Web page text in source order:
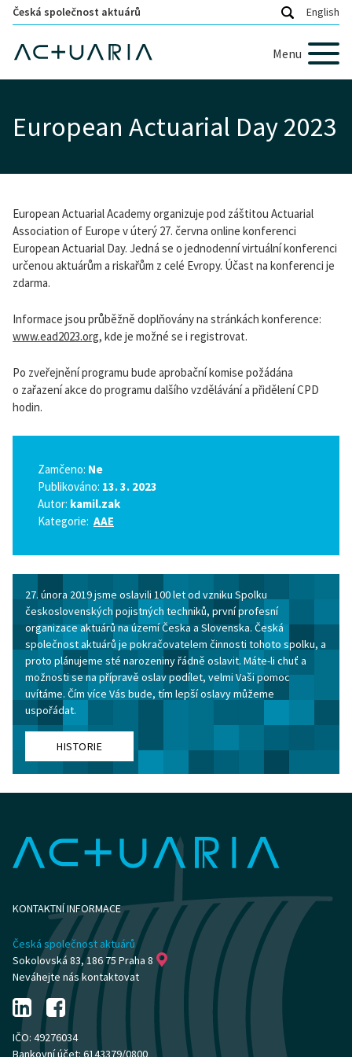
Česká společnost aktuárů English
Menu
European Actuarial Day 2023
European Actuarial Academy organizuje pod záštitou Actuarial
Association of Europe v úterý 27. června online konferenci
European Actuarial Day. Jedná se o jednodenní virtuální konferenci
určenou aktuárům a riskařům z celé Evropy. Účast na konferenci je
zdarma.
Informace jsou průběžně doplňovány na stránkách konference:
www.ead2023.org, kde je možné se i registrovat.
Po zveřejnění programu bude aprobační komise požádána
o zařazení akce do programu dalšího vzdělávání a přidělení CPD
hodin.
Zamčeno: Ne
Publikováno: 13. 3. 2023
Autor: kamil.zak
Kategorie: AAE
27. února 2019 jsme oslavili 100 let od vzniku Spolku
československých pojistných techniků, první profesní
organizace aktuárů na území Česka a Slovenska. Česká
společnost aktuárů je pokračovatelem činnosti tohoto spolku, a
proto plánujeme sté narozeniny řádně oslavit. Máte-li chuť a
možnosti se na přípravě oslav podílet, velmi Vaši pomoc
uvítáme. Čím více Vás bude, tím lepší oslavy můžeme
uspořádat.
HISTORIE
KONTAKTNÍ INFORMACE
Česká společnost aktuárů
Sokolovská 83, 186 75 Praha 8
Neváhejte nás kontaktovat
IČO: 49276034
Bankovní účet: 6143379/0800